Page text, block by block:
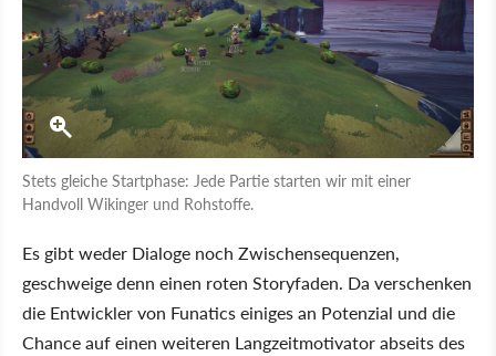
Stets gleiche Startphase: Jede Partie starten wir mit einer
Handvoll Wikinger und Rohstoffe.
Es gibt weder Dialoge noch Zwischensequenzen,
geschweige denn einen roten Storyfaden. Da verschenken
die Entwickler von Funatics einiges an Potenzial und die
Chance auf einen weiteren Langzeitmotivator abseits des